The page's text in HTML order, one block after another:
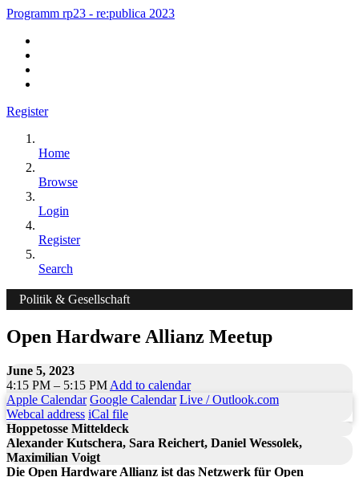
Programm rp23 - re:publica 2023
Register
Home
Browse
Login
Register
Search
Politik & Gesellschaft
Open Hardware Allianz Meetup
June 5, 2023
4:15 PM – 5:15 PM Add to calendar
Apple Calendar Google Calendar Live / Outlook.com
Webcal address iCal file
Hoppetosse Mitteldeck
Alexander Kutschera, Sara Reichert, Daniel Wessolek,
Maximilian Voigt
Die Open Hardware Allianz ist das Netzwerk für Open